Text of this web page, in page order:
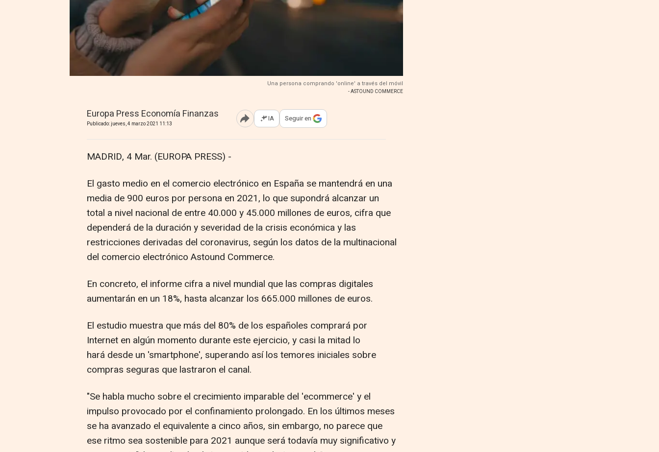
Una persona comprando 'online' a través del móvil
- ASTOUND COMMERCE
Europa Press Economía Finanzas
Publicado: jueves, 4 marzo 2021 11:13 Abrir opciones para compartir
IA Seguir en
MADRID, 4 Mar. (EUROPA PRESS) -
El gasto medio en el comercio electrónico en España se mantendrá en una
media de 900 euros por persona en 2021, lo que supondrá alcanzar un
total a nivel nacional de entre 40.000 y 45.000 millones de euros, cifra que
dependerá de la duración y severidad de la crisis económica y las
restricciones derivadas del coronavirus, según los datos de la multinacional
del comercio electrónico Astound Commerce.
En concreto, el informe cifra a nivel mundial que las compras digitales
aumentarán en un 18%, hasta alcanzar los 665.000 millones de euros.
El estudio muestra que más del 80% de los españoles comprará por
Internet en algún momento durante este ejercicio, y casi la mitad lo
hará desde un 'smartphone', superando así los temores iniciales sobre
compras seguras que lastraron el canal.
"Se habla mucho sobre el crecimiento imparable del 'ecommerce' y el
impulso provocado por el confinamiento prolongado. En los últimos meses
se ha avanzado el equivalente a cinco años, sin embargo, no parece que
ese ritmo sea sostenible para 2021 aunque será todavía muy significativo y